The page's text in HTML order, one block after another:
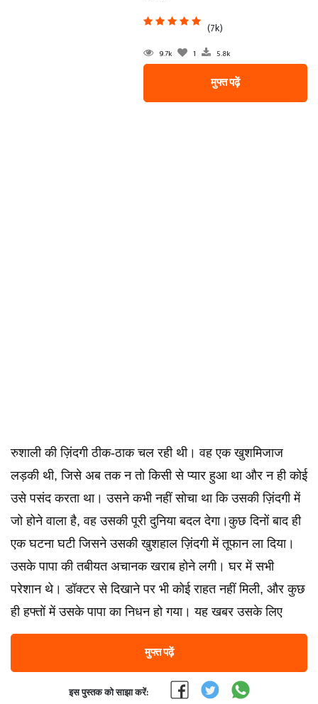
(7k)
9.7k 1 5.8k
मुफ्त पढ़ें
रुशाली की ज़िंदगी ठीक-ठाक चल रही थी। वह एक खुशमिजाज
लड़की थी, जिसे अब तक न तो किसी से प्यार हुआ था और न ही कोई
उसे पसंद करता था। उसने कभी नहीं सोचा था कि उसकी ज़िंदगी में
जो होने वाला है, वह उसकी पूरी दुनिया बदल देगा।कुछ दिनों बाद ही
एक घटना घटी जिसने उसकी खुशहाल ज़िंदगी में तूफान ला दिया।
उसके पापा की तबीयत अचानक खराब होने लगी। घर में सभी
परेशान थे। डॉक्टर से दिखाने पर भी कोई राहत नहीं मिली, और कुछ
ही हफ्तों में उसके पापा का निधन हो गया। यह खबर उसके लिए
मुफ्त पढ़ें
इस पुस्तक को साझा करें: